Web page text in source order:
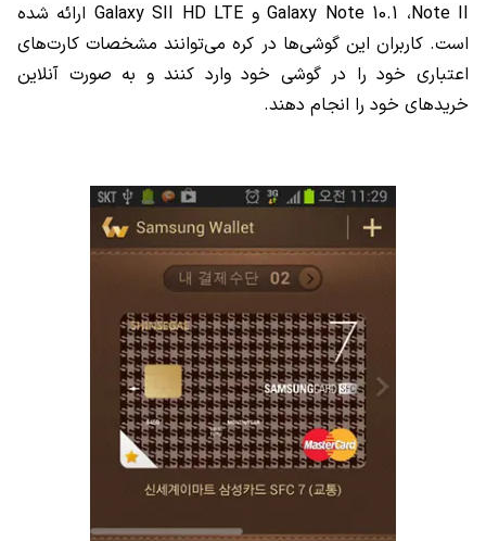
Note II، Galaxy Note 10.1و Galaxy SII HD LTE ارائه شده
است. کاربران این گوشی‌ها در کره می‌توانند مشخصات کارت‌های
اعتباری خود را در گوشی خود وارد کنند و به صورت آنلاین
خرید‌های خود را انجام دهند.